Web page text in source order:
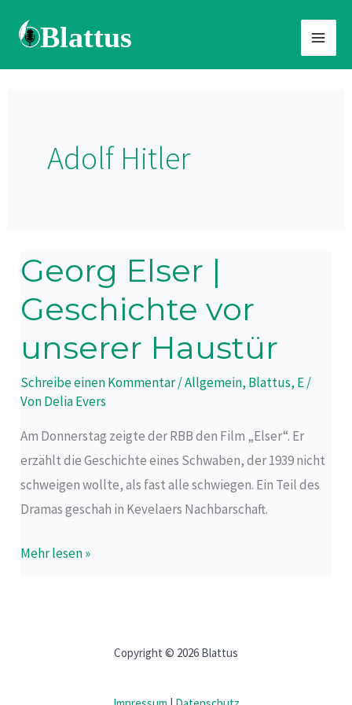
Inhalt
Adolf Hitler
Georg Elser |
Geschichte vor
unserer Haustür
Schreibe einen Kommentar/Allgemein, Blattus, E/
VonDelia Evers
Am Donnerstag zeigte der RBB den Film „Elser“. Er
erzählt die Geschichte eines Schwaben, der 1939 nicht
schweigen wollte, als fast alle schwiegen. Ein Teil des
Dramas geschah in Kevelaers Nachbarschaft.
Georg
Elser
|
vor
unserer
Haustür
Mehr lesen »
Copyright © 2026 Blattus